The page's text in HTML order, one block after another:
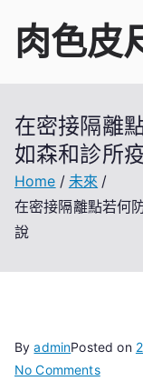
content
肉色皮
在密接隔離
如森和診所
Home
未來
在密接隔離點若何
說
ByadminPosted on
No Commentson